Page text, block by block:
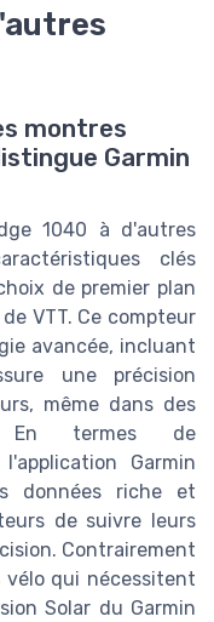
montres
Garmin
1040 à d'autres
clés
de premier plan
VTT. Ce compteur
avancée, incluant
une précision
même dans des
En termes de
Garmin
données riche et
de suivre leurs
Contrairement
vélo qui nécessitent
Solar du Garmin